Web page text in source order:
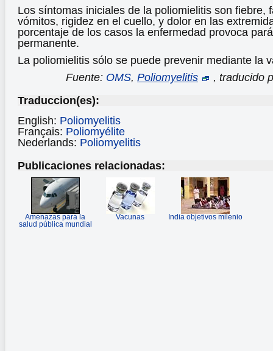
Los síntomas iniciales de la poliomielitis son fiebre,
vómitos, rigidez en el cuello, y dolor en las
porcentaje de los casos la enfermedad provoca
permanente.
La poliomielitis sólo se puede prevenir mediante la
Fuente: OMS, Poliomyelitis
, traducido
Traduccion(es):
English: Poliomyelitis
Français: Poliomyélite
Nederlands: Poliomyelitis
Publicaciones relacionadas:
Amenazas para la
salud pública mundial
Vacunas India objetivos milenio